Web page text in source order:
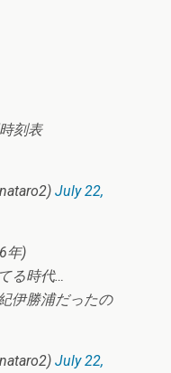
刻表
July 22,
年)
る時代…
伊勝浦だったの
July 22,